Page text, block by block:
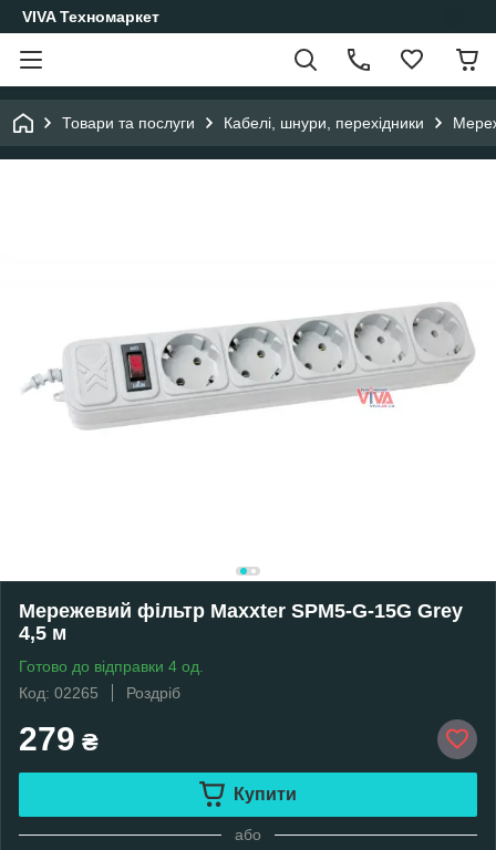
VIVA Техномаркет
Товари та послуги Кабелі, шнури, перехідники
Мережевий фільтр Maxxter SPM5-G-15G Grey
4,5 м
Готово до відправки 4 од.
Код: 02265
Роздріб
279 ₴
Купити
або